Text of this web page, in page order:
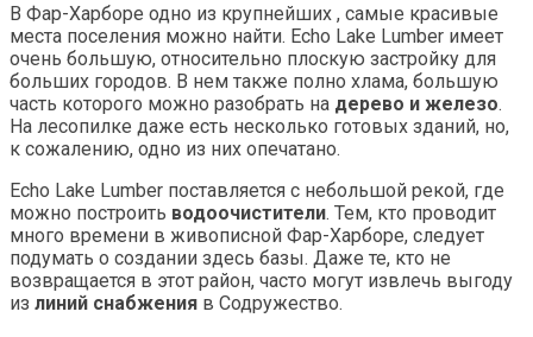
В Фар-Харборе одно из крупнейших , самые красивые
места поселения можно найти. Echo Lake Lumber имеет
очень большую, относительно плоскую застройку для
больших городов. В нем также полно хлама, большую
часть которого можно разобрать на дерево и железо.
На лесопилке даже есть несколько готовых зданий, но,
к сожалению, одно из них опечатано.
Echo Lake Lumber поставляется с небольшой рекой, где
можно построить водоочистители. Тем, кто проводит
много времени в живописной Фар-Харборе, следует
подумать о создании здесь базы. Даже те, кто не
возвращается в этот район, часто могут извлечь выгоду
из линий снабжения в Содружество.